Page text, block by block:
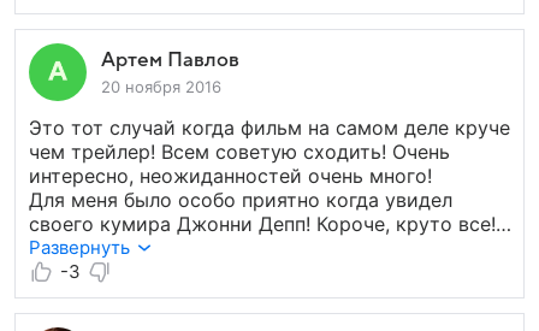
Артем Павлов
20 ноября 2016
Это тот случай когда фильм на самом деле круче
чем трейлер! Всем советую сходить! Очень
интересно, неожиданностей очень много!
Для меня было особо приятно когда увидел
своего кумира Джонни Депп! Короче, круто все!
И спецэффекты, смысль и актерская игра! Супер!
По больше бы таких фильмов! Спасибо всем
кто работал над этим фильмом!
Развернуть
-3